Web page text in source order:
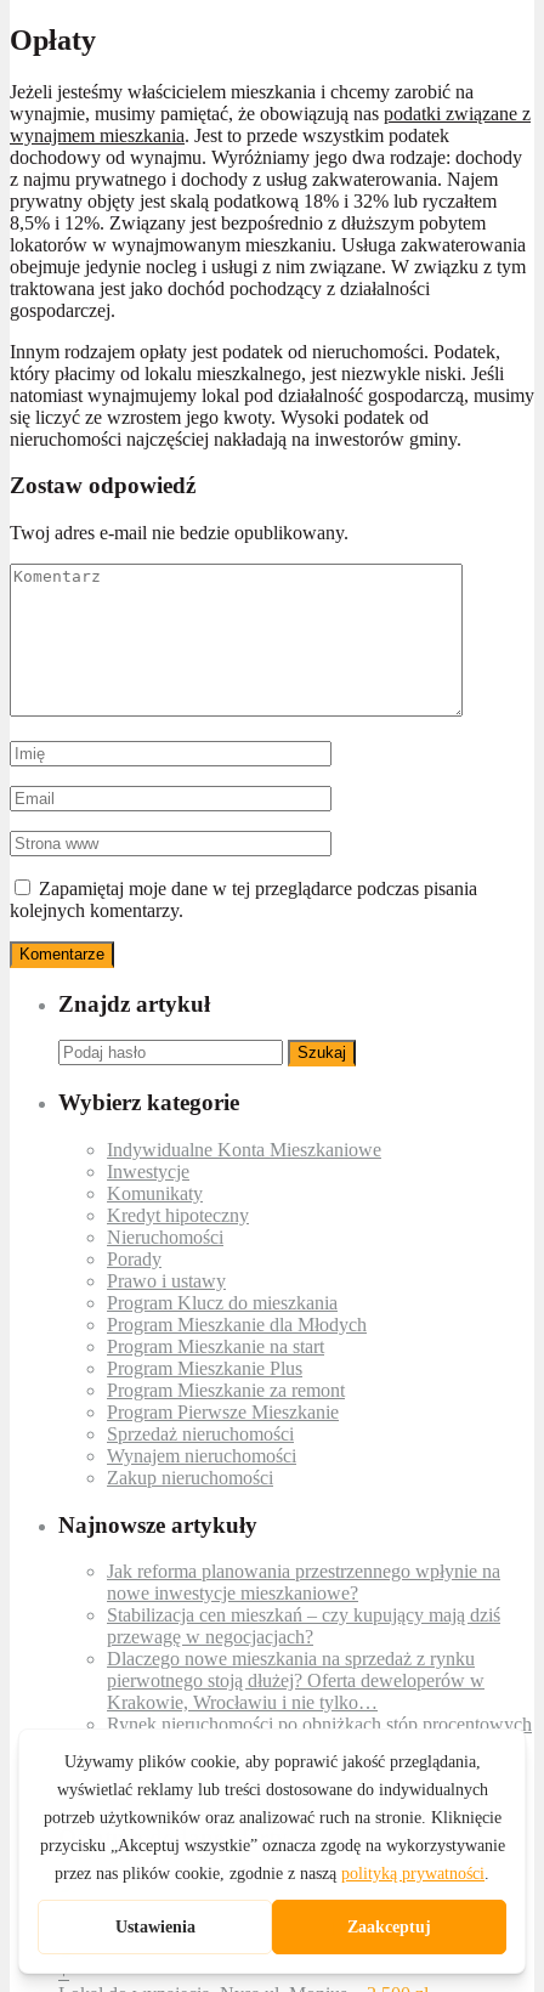
Opłaty
Jeżeli jesteśmy właścicielem mieszkania i chcemy zarobić na
wynajmie, musimy pamiętać, że obowiązują nas podatki związane z
wynajmem mieszkania. Jest to przede wszystkim podatek
dochodowy od wynajmu. Wyróżniamy jego dwa rodzaje: dochody
z najmu prywatnego i dochody z usług zakwaterowania. Najem
prywatny objęty jest skalą podatkową 18% i 32% lub ryczałtem
8,5% i 12%. Związany jest bezpośrednio z dłuższym pobytem
lokatorów w wynajmowanym mieszkaniu. Usługa zakwaterowania
obejmuje jedynie nocleg i usługi z nim związane. W związku z tym
traktowana jest jako dochód pochodzący z działalności
gospodarczej.
Innym rodzajem opłaty jest podatek od nieruchomości. Podatek,
który płacimy od lokalu mieszkalnego, jest niezwykle niski. Jeśli
natomiast wynajmujemy lokal pod działalność gospodarczą, musimy
się liczyć ze wzrostem jego kwoty. Wysoki podatek od
nieruchomości najczęściej nakładają na inwestorów gminy.
Zostaw odpowiedź
Twoj adres e-mail nie bedzie opublikowany.
Zapamiętaj moje dane w tej przeglądarce podczas pisania
kolejnych komentarzy.
Znajdz artykuł
Szukaj
Wybierz kategorie
Indywidualne Konta Mieszkaniowe
Inwestycje
Komunikaty
Kredyt hipoteczny
Nieruchomości
Porady
Prawo i ustawy
Program Klucz do mieszkania
Program Mieszkanie dla Młodych
Program Mieszkanie na start
Program Mieszkanie Plus
Program Mieszkanie za remont
Program Pierwsze Mieszkanie
Sprzedaż nieruchomości
Wynajem nieruchomości
Zakup nieruchomości
Najnowsze artykuły
Jak reforma planowania przestrzennego wpłynie na
nowe inwestycje mieszkaniowe?
Stabilizacja cen mieszkań – czy kupujący mają dziś
przewagę w negocjacjach?
Dlaczego nowe mieszkania na sprzedaż z rynku
pierwotnego stoją dłużej? Oferta deweloperów w
Krakowie, Wrocławiu i nie tylko…
Rynek nieruchomości po obniżkach stóp procentowych
Najem w 2026 – czy nadal się opłaca? Trendy,
regulacje i rentowność
Ostatnio dodane oferty
+
Dom na sprzedaż, Hajduki Nyskie
1 050 000 zł
+